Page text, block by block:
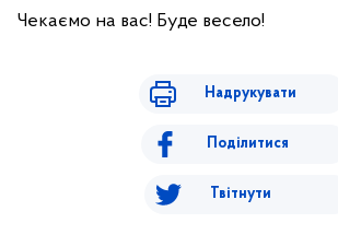
Чекаємо на вас! Буде весело!
Надрукувати
Поділитися
Твітнути